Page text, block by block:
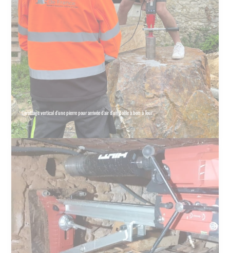
Carottage vertical d'une pierre pour arrivée d'air d'un poêle à bois à Tour